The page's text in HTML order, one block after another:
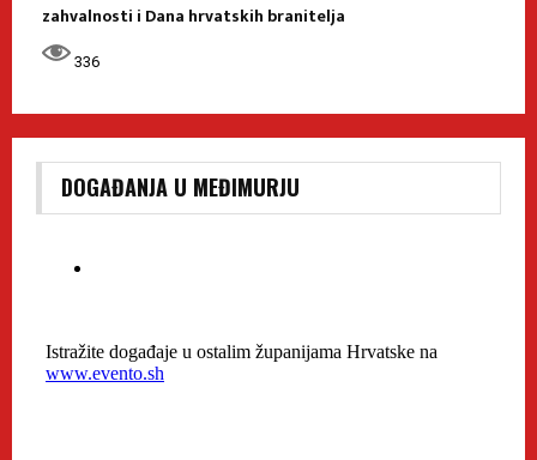
zahvalnosti i Dana hrvatskih branitelja
336
DOGAĐANJA U MEĐIMURJU